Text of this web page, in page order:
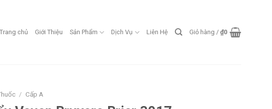
Trang chủ Giới Thiệu Sản Phẩm Dịch Vụ Liên Hệ Giỏ hàng / ₫0
/ Cấp A